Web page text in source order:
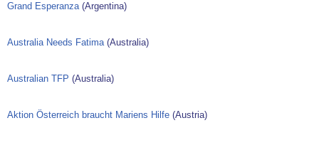
Grand Esperanza(Argentina)
Australia Needs Fatima(Australia)
Australian TFP (Australia)
Aktion Österreich braucht Mariens Hilfe (Austria)